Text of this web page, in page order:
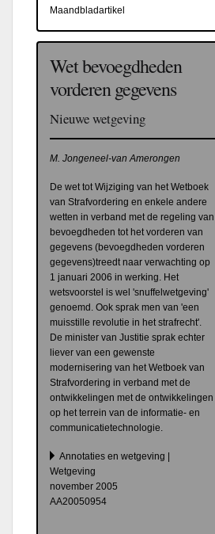
Maandbladartikel
Wet bevoegdheden
vorderen gegevens
Nieuwe wetgeving
M. Jongeneel-van Amerongen
De wet tot Wijziging van het Wetboek
van Strafvordering en enkele andere
wetten in verband met de regeling van
bevoegdheden tot het vorderen van
gegevens (bevoegdheden vorderen
gegevens)treedt naar verwachting op
1 januari 2006 in werking. Het
wetsvoorstel is wel 'snuffelwetgeving'
genoemd. Ook sprak men van 'een
muisstille revolutie in het strafrecht'.
De minister van Justitie sprak echter
liever van een gewenste
modernisering van het Wetboek van
Strafvordering in verband met de
ontwikkelingen met de ontwikkelingen
op het terrein van de informatie- en
communicatietechnologie.
Annotaties en wetgeving |
Wetgeving
november 2005
AA20050954